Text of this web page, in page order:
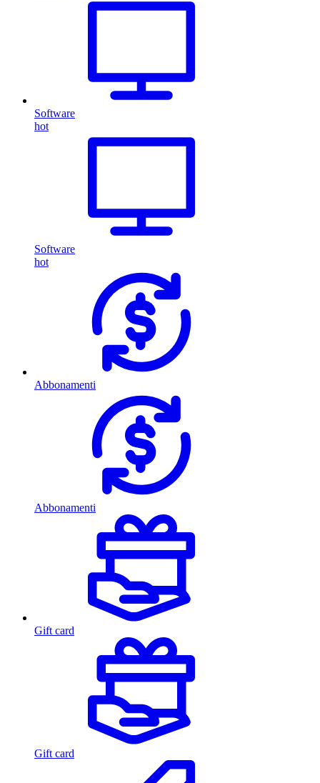
Software
hot
Software
hot
Abbonamenti
Abbonamenti
Gift card
Gift card